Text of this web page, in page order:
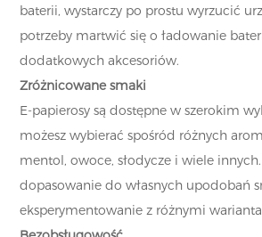
baterii, wystarczy po prostu wyrzucić
potrzeby martwić się o ładowanie
dodatkowych akcesoriów.
Zróżnicowane smaki
E-papierosy są dostępne w szerokim
możesz wybierać spośród różnych
mentol, owoce, słodycze i wiele
dopasowanie do własnych upodobań
eksperymentowanie z różnymi